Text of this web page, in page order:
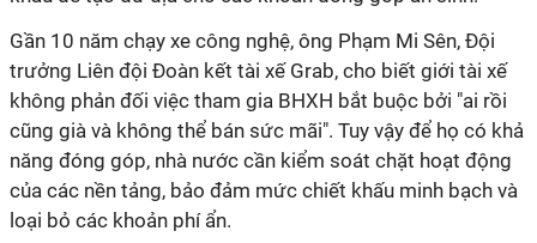
Gần 10 năm chạy xe công nghệ, ông Phạm Mi Sên, Đội
trưởng Liên đội Đoàn kết tài xế Grab, cho biết giới tài xế
không phản đối việc tham gia BHXH bắt buộc bởi "ai rồi
cũng già và không thể bán sức mãi". Tuy vậy để họ có khả
năng đóng góp, nhà nước cần kiểm soát chặt hoạt động
của các nền tảng, bảo đảm mức chiết khấu minh bạch và
loại bỏ các khoản phí ẩn.